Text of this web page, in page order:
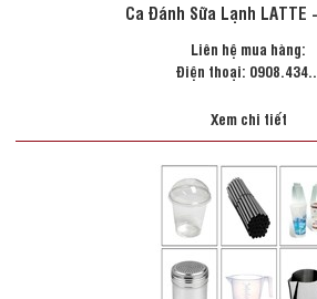
Ca Đánh Sữa Lạnh LATTE
Liên hệ mua hàng:
Điện thoại:
Xem chi tiết